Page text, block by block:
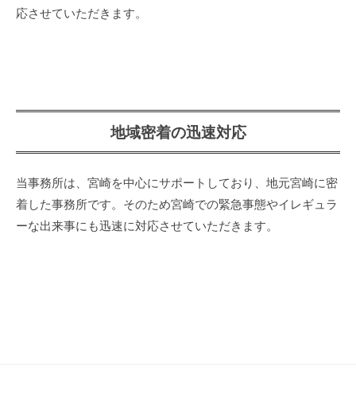
応させていただきます。
地域密着の迅速対応
当事務所は、宮崎を中心にサポートしており、地元宮崎に密
着した事務所です。そのため宮崎での緊急事態やイレギュラ
ーな出来事にも迅速に対応させていただきます。